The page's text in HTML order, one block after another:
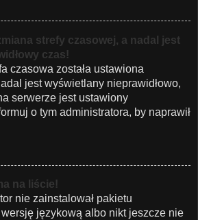
strefy czasowej, a nadal jest
czas!
czasowa została ustawiona
jest wyświetlany nieprawidłowo,
serwerze jest ustawiony
o tym administratora, by naprawił
na liście!
nie zainstalował pakietu
językową albo nikt jeszcze nie